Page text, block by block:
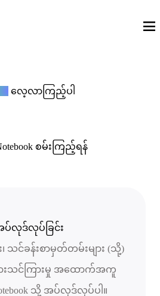
menu
လေ့လာကြည့်ပါ
စမ်းကြည့်ရန်
ပ်လုဒ်လုပ်ခြင်း
င်ခန်းစာမှတ်တမ်းများ (သို့)
သင်ကြားမှု အထောက်အကူ
သို့ အပ်လုဒ်လုပ်ပါ။